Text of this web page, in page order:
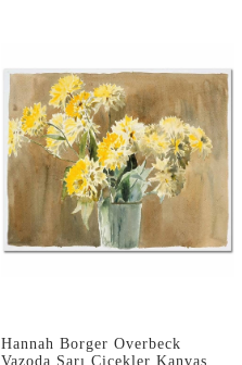
Hannah Borger Overbeck
Vazoda Sarı Çiçekler Kanvas